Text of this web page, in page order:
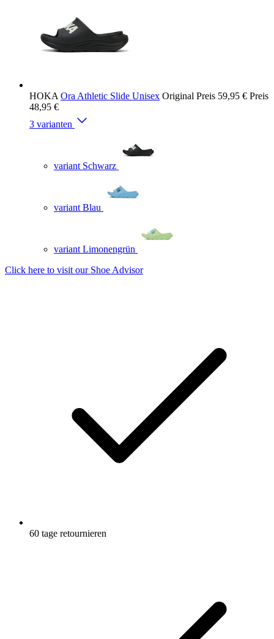
HOKA Ora Athletic Slide Unisex Original Preis 59,95 € Preis
48,95 €
3 varianten
variant Schwarz
variant Blau
variant Limonengrün
Click here to visit our Shoe Advisor
60 tage retournieren